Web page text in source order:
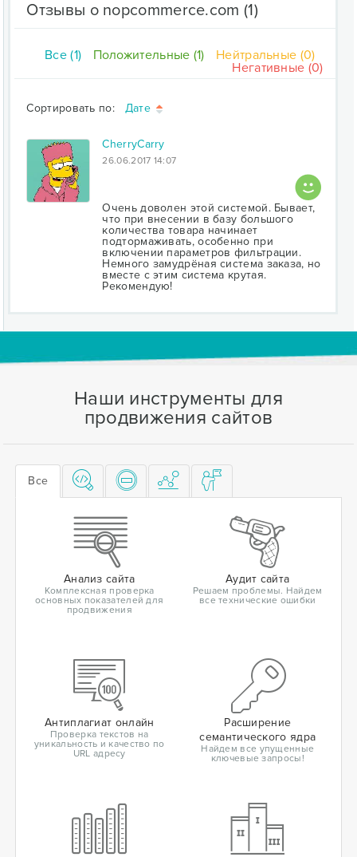
Отзывы о nopcommerce.com (1)
Все (1) Положительные (1)
Нейтральные (0)
Негативные (0)
Сортировать по: Дате
CherryCarry
26.06.2017 14:07
Очень доволен этой системой. Бывает,
что при внесении в базу большого
количества товара начинает
подтормаживать, особенно при
включении параметров фильтрации.
Немного замудрёная система заказа, но
вместе с этим система крутая.
Рекомендую!
Наши инструменты для
продвижения сайтов
Все
Анализ сайта
Комплексная проверка
основных показателей для
продвижения
Аудит сайта
Решаем проблемы. Найдем
все технические ошибки
Антиплагиат онлайн
Проверка текстов на
уникальность и качество по
URL адресу
Расширение
семантического ядра
Найдем все упущенные
ключевые запросы!